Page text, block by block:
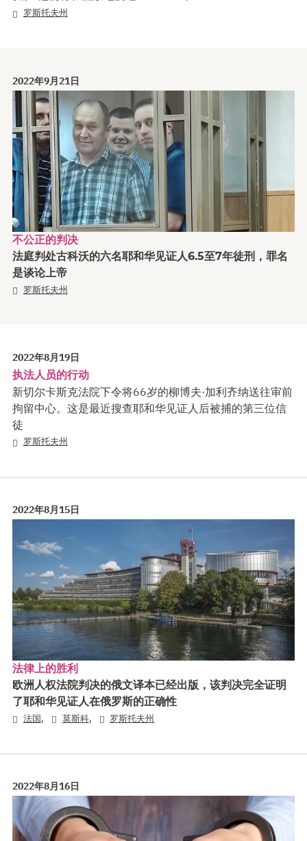
罗斯托夫州
2022年9月21日
不公正的判决
法庭判处古科沃的六名耶和华见证人6.5至7年徒刑，罪名
是谈论上帝
罗斯托夫州
2022年8月19日
执法人员的行动
新切尔卡斯克法院下令将66岁的柳博夫·加利齐纳送往审前
拘留中心。这是最近搜查耶和华见证人后被捕的第三位信
徒
罗斯托夫州
2022年8月15日
法律上的胜利
欧洲人权法院判决的俄文译本已经出版，该判决完全证明
了耶和华见证人在俄罗斯的正确性
法国, 莫斯科, 罗斯托夫州
2022年8月16日